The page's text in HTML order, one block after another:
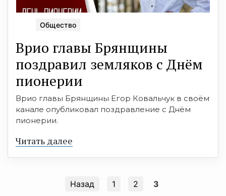
Общество
Врио главы Брянщины
поздравил земляков с Днём
пионерии
Врио главы Брянщины Егор Ковальчук в своём
канале опубликовал поздравление с Днём
пионерии.
Читать далее
Назад 1 2 3